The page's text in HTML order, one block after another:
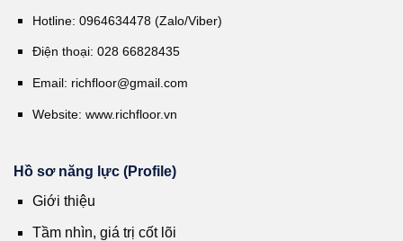
Hotline: 0964634478 (Zalo/Viber)
Điện thoại: 028 66828435
Email: richfloor@gmail.com
Website: www.richfloor.vn
Hồ sơ năng lực (Profile)
Giới thiệu
Tầm nhìn, giá trị cốt lõi